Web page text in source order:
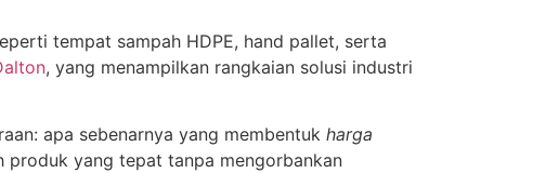
tempat sampah HDPE, hand pallet, serta
, yang menampilkan rangkaian solusi industri
apa sebenarnya yang membentuk harga
produk yang tepat tanpa mengorbankan